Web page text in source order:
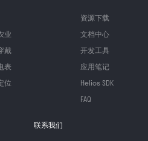
业
戴
表
位
资源下载
文档中心
开发工具
应用笔记
Helios SDK
FAQ
联系我们